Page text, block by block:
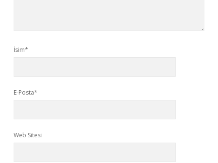
İsim*
E-Posta*
Web Sitesi